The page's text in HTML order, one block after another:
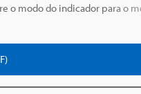
o modo do indicador para o